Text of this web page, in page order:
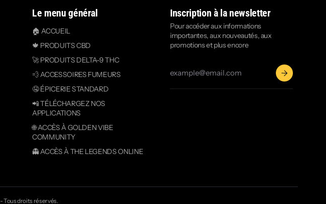
Le menu général
🏠 ACCUEIL
🍁 PRODUITS CBD
🚀 PRODUITS DELTA-9 THC
💨 ACCESSOIRES FUMEURS
🤤 ÉPICERIE STANDARD
📲 TÉLÉCHARGEZ NOS
APPLICATIONS
🌐 ACCÈS À GOLDEN VIBE
COMMUNITY
👻 ACCÈS À THE LEGENDS ONLINE
Inscription à la newsletter
Pour accéder aux informations
importantes, aux nouveautés, aux
promotions et plus encore
- Tous droits réservés.